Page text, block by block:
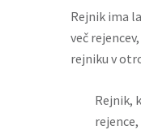
Rejnik ima
več
rejniku v
Rejnik,